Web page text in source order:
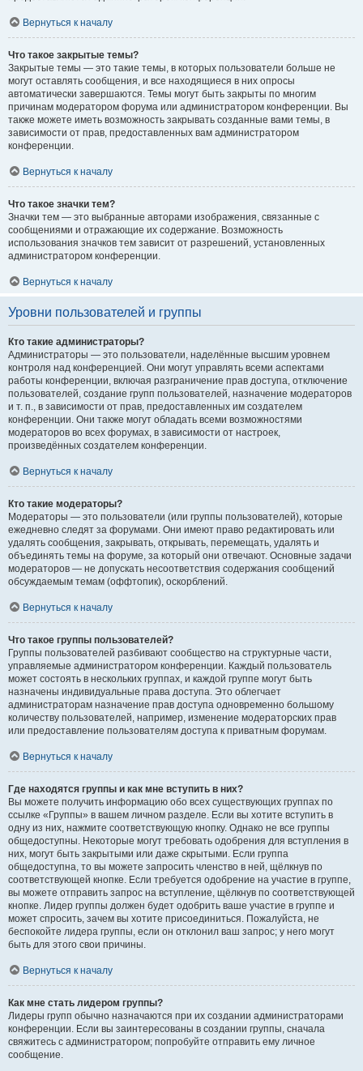
Вернуться к началу
Что такое закрытые темы?
Закрытые темы — это такие темы, в которых пользователи больше не
могут оставлять сообщения, и все находящиеся в них опросы
автоматически завершаются. Темы могут быть закрыты по многим
причинам модератором форума или администратором конференции. Вы
также можете иметь возможность закрывать созданные вами темы, в
зависимости от прав, предоставленных вам администратором
конференции.
Вернуться к началу
Что такое значки тем?
Значки тем — это выбранные авторами изображения, связанные с
сообщениями и отражающие их содержание. Возможность
использования значков тем зависит от разрешений, установленных
администратором конференции.
Вернуться к началу
Уровни пользователей и группы
Кто такие администраторы?
Администраторы — это пользователи, наделённые высшим уровнем
контроля над конференцией. Они могут управлять всеми аспектами
работы конференции, включая разграничение прав доступа, отключение
пользователей, создание групп пользователей, назначение модераторов
и т. п., в зависимости от прав, предоставленных им создателем
конференции. Они также могут обладать всеми возможностями
модераторов во всех форумах, в зависимости от настроек,
произведённых создателем конференции.
Вернуться к началу
Кто такие модераторы?
Модераторы — это пользователи (или группы пользователей), которые
ежедневно следят за форумами. Они имеют право редактировать или
удалять сообщения, закрывать, открывать, перемещать, удалять и
объединять темы на форуме, за который они отвечают. Основные задачи
модераторов — не допускать несоответствия содержания сообщений
обсуждаемым темам (оффтопик), оскорблений.
Вернуться к началу
Что такое группы пользователей?
Группы пользователей разбивают сообщество на структурные части,
управляемые администратором конференции. Каждый пользователь
может состоять в нескольких группах, и каждой группе могут быть
назначены индивидуальные права доступа. Это облегчает
администраторам назначение прав доступа одновременно большому
количеству пользователей, например, изменение модераторских прав
или предоставление пользователям доступа к приватным форумам.
Вернуться к началу
Где находятся группы и как мне вступить в них?
Вы можете получить информацию обо всех существующих группах по
ссылке «Группы» в вашем личном разделе. Если вы хотите вступить в
одну из них, нажмите соответствующую кнопку. Однако не все группы
общедоступны. Некоторые могут требовать одобрения для вступления в
них, могут быть закрытыми или даже скрытыми. Если группа
общедоступна, то вы можете запросить членство в ней, щёлкнув по
соответствующей кнопке. Если требуется одобрение на участие в группе,
вы можете отправить запрос на вступление, щёлкнув по соответствующей
кнопке. Лидер группы должен будет одобрить ваше участие в группе и
может спросить, зачем вы хотите присоединиться. Пожалуйста, не
беспокойте лидера группы, если он отклонил ваш запрос; у него могут
быть для этого свои причины.
Вернуться к началу
Как мне стать лидером группы?
Лидеры групп обычно назначаются при их создании администраторами
конференции. Если вы заинтересованы в создании группы, сначала
свяжитесь с администратором; попробуйте отправить ему личное
сообщение.